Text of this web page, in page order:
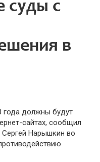
суды с
в
года должны будут
сайтах, сообщил
Сергей Нарышкин во